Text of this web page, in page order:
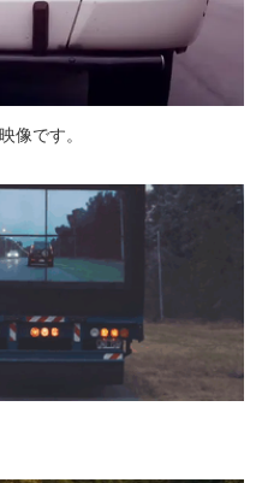
像です。